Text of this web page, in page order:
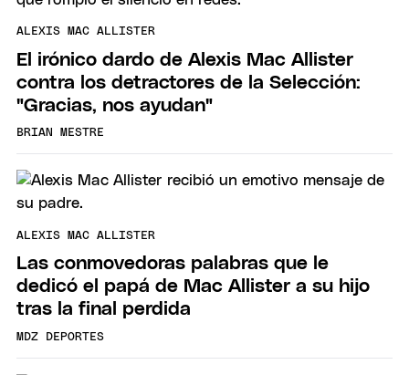
ALEXIS MAC ALLISTER
El irónico dardo de Alexis Mac Allister
contra los detractores de la Selección:
"Gracias, nos ayudan"
BRIAN MESTRE
ALEXIS MAC ALLISTER
Las conmovedoras palabras que le
dedicó el papá de Mac Allister a su hijo
tras la final perdida
MDZ DEPORTES